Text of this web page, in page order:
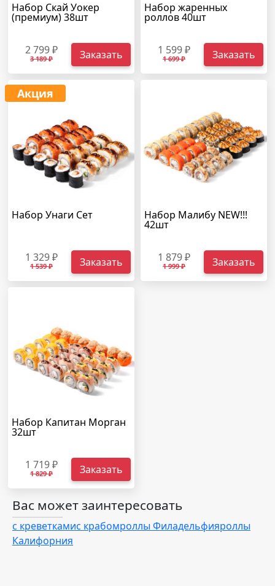
Набор Скай Уокер
(премиум) 38шт
2 799 ₽
3 189 ₽ Заказать
Набор жаренных
роллов 40шт
1 599 ₽
1 699 ₽ Заказать
Акция
Набор Унаги Сет
1 329 ₽
1 539 ₽ Заказать
Набор Малибу NEW!!!
42шт
1 879 ₽
1 999 ₽ Заказать
Набор Капитан Морган
32шт
1 719 ₽
1 829 ₽ Заказать
Вас может заинтересовать
с креветкамис крабомроллы Филадельфияроллы
Калифорния